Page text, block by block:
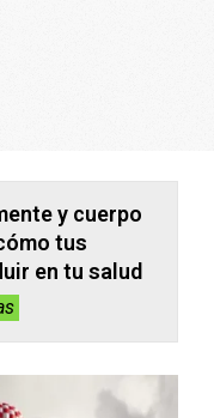
y cuerpo
tus
en tu salud